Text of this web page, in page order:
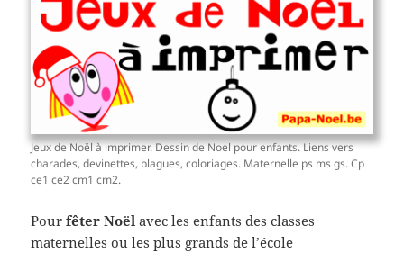
Jeux de Noël à imprimer. Dessin de Noel pour enfants. Liens vers
charades, devinettes, blagues, coloriages. Maternelle ps ms gs. Cp
ce1 ce2 cm1 cm2.
Pourfêter Noël avec les enfants des classes
maternelles ou les plus grands de l’école